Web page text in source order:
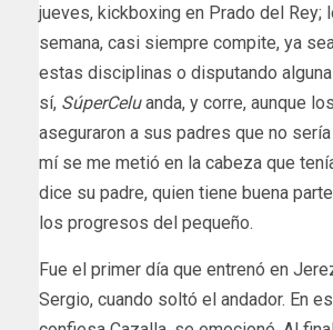
jueves, kickboxing en Prado del Rey;
semana, casi siempre compite, ya
estas disciplinas o disputando
sí, SúperCeluanda, y corre, aunque
aseguraron a sus padres que no sería
mí se me metió en la cabeza que
dice su padre, quien tiene buena parte
los progresos del pequeño.
Fue el primer día que entrenó en
Sergio, cuando soltó el andador. En